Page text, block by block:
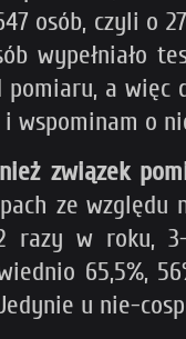
osób, czyli o
wypełniało
pomiaru, a
wspominam o
związek
ze
razy w roku,
65,5%,
Jedynie u nie-